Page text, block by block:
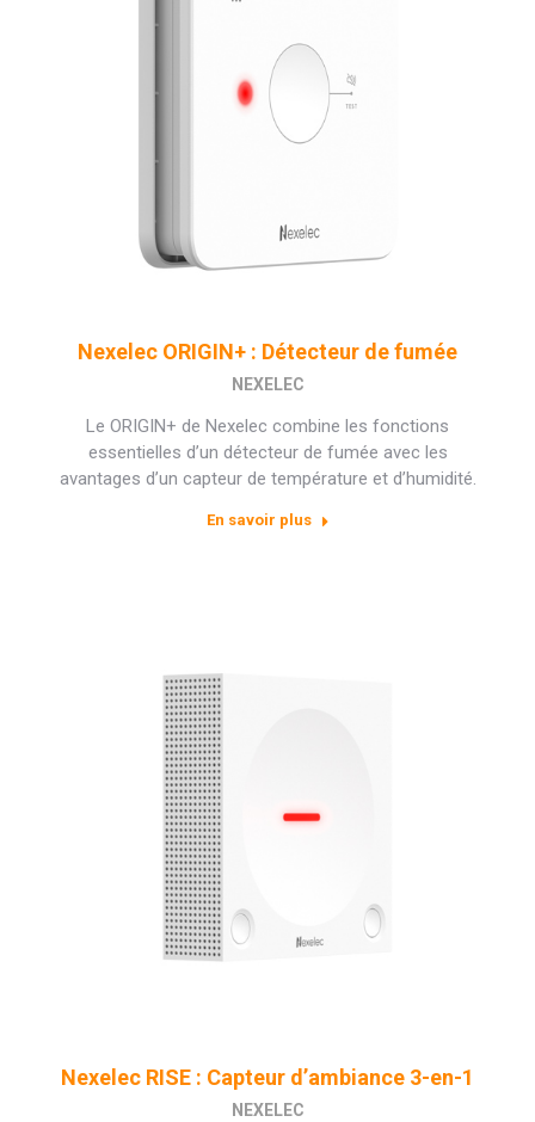
Nexelec ORIGIN+ : Détecteur de fumée
NEXELEC
Le ORIGIN+ de Nexelec combine les fonctions
essentielles d’un détecteur de fumée avec les
avantages d’un capteur de température et d’humidité.
En savoir plus
Nexelec RISE : Capteur d’ambiance 3-en-1
NEXELEC